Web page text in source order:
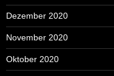
Dezember 2020
November 2020
Oktober 2020